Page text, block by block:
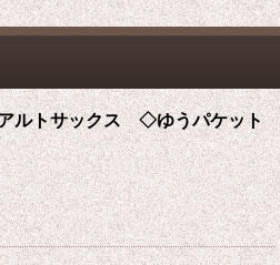
ルトサックス ◇ゆうパケット